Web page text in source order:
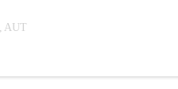
AUT